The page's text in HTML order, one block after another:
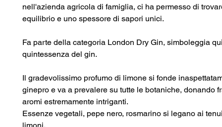
nell'azienda agricola di famiglia, ci ha permesso di
equilibrio e uno spessore di sapori unici.
Fa parte della categoria London Dry Gin, simboleggia
quintessenza del gin.
Il gradevolissimo profumo di limone si fonde
ginepro e va a prevalere su tutte le botaniche, donando
aromi estremamente intriganti.
Essenze vegetali, pepe nero, rosmarino si legano ai